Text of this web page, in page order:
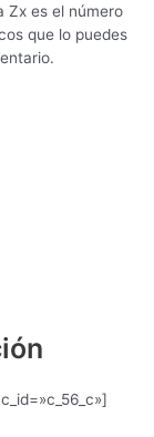
Zx es el número
que lo puedes